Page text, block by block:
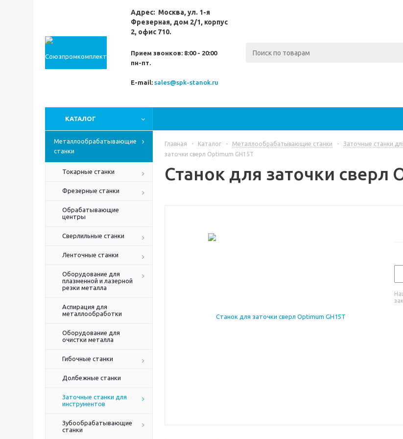
Адрес: Москва, ул. 1-я
Фрезерная, дом 2/1, корпус
2, офис 710.
Прием звонков: 8:00 - 20:00
пн-пт.
E-mail: sales@spk-stanok.ru
КАТАЛОГ
Металлообрабатывающие
станки
Токарные станки
Фрезерные станки
Обрабатывающие
центры
Сверлильные станки
Ленточные станки
Оборудование для
плазменной и лазерной
резки металла
Аспирация для
металлообработки
Оборудование для
очистки металла
Гибочные станки
Долбежные станки
Заточные станки для
инструментов
Зубообрабатывающие
станки
Главная - Каталог - Металлообрабатывающие станки - Заточные станки
заточки сверл Optimum GH15T
Станок для заточки сверл